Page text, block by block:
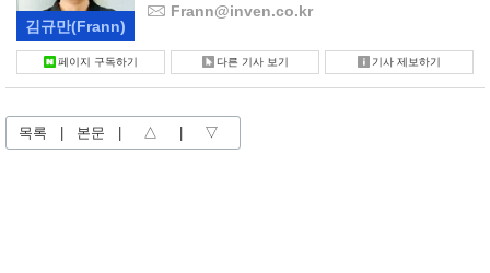
김규만(Frann)
Frann@inven.co.kr
페이지 구독하기 다른 기사 보기 기사 제보하기
목록 본문 △ ▽